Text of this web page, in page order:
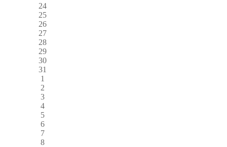
24
25
26
27
28
29
30
31
1
2
3
4
5
6
7
8